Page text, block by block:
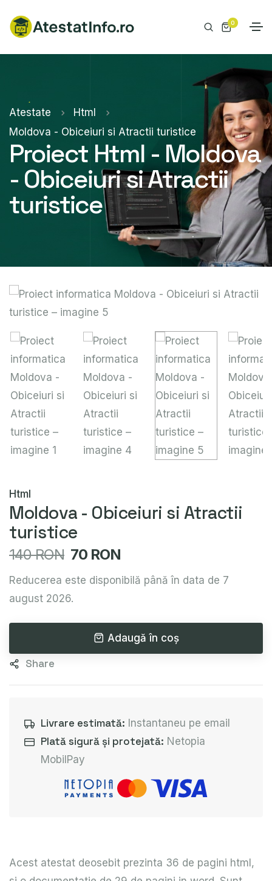
0
Atestate
Html
Moldova - Obiceiuri si Atractii turistice
Proiect Html - Moldova
- Obiceiuri si Atractii
turistice
Html
Moldova - Obiceiuri si Atractii
turistice
140 RON 70 RON
Reducerea este disponibilă până în data de 7
august 2026.
Adaugă în coș
Share
Livrare estimată: Instantaneu pe email
Plată sigură și protejată: Netopia
MobilPay
Acest atestat deosebit prezinta 36 de pagini html,